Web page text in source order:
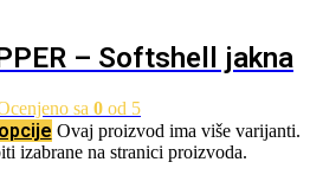
– Softshell jakna
sa 0 od 5
Ovaj proizvod ima više varijanti.
izabrane na stranici proizvoda.